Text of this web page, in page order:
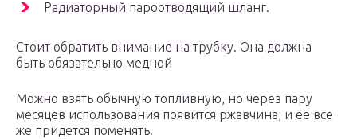
Радиаторный пароотводящий шланг.
Стоит обратить внимание на трубку. Она должна
быть обязательно медной
Можно взять обычную топливную, но через пару
месяцев использования появится ржавчина, и ее все
же придется поменять.